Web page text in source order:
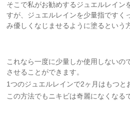
そこで私がお勧めするジュエルレイン
すが、ジュエルレインを少量指ですく
み優しくなじませるように塗るという
これなら一度に少量しか使用しないの
させることができます。
1つのジュエルレインで2ヶ月はもつと
この方法でもニキビは奇麗になくなる